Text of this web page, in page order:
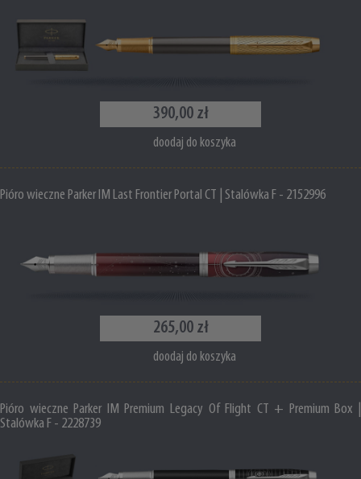
390,00 zł
doodaj do koszyka
Pióro wieczne Parker IM Last Frontier Portal CT | Stalówka F - 2152996
265,00 zł
doodaj do koszyka
Pióro wieczne Parker IM Premium Legacy Of Flight CT + Premium Box |
Stalówka F - 2228739